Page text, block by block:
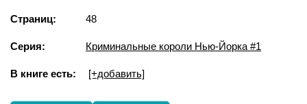
Страниц: 48
Серия: Криминальные короли Нью-Йорка #1
В книге есть: [+добавить]